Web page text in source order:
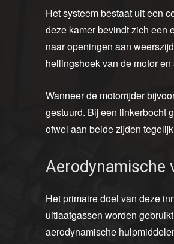
Het systeem bestaat uit een
deze kamer bevindt zich een
naar openingen aan
hellingshoek van de motor
Wanneer de motorrijder
gestuurd. Bij een linkerbocht
ofwel aan beide zijden
Aerodynamische
Het primaire doel van deze
uitlaatgassen worden
aerodynamische